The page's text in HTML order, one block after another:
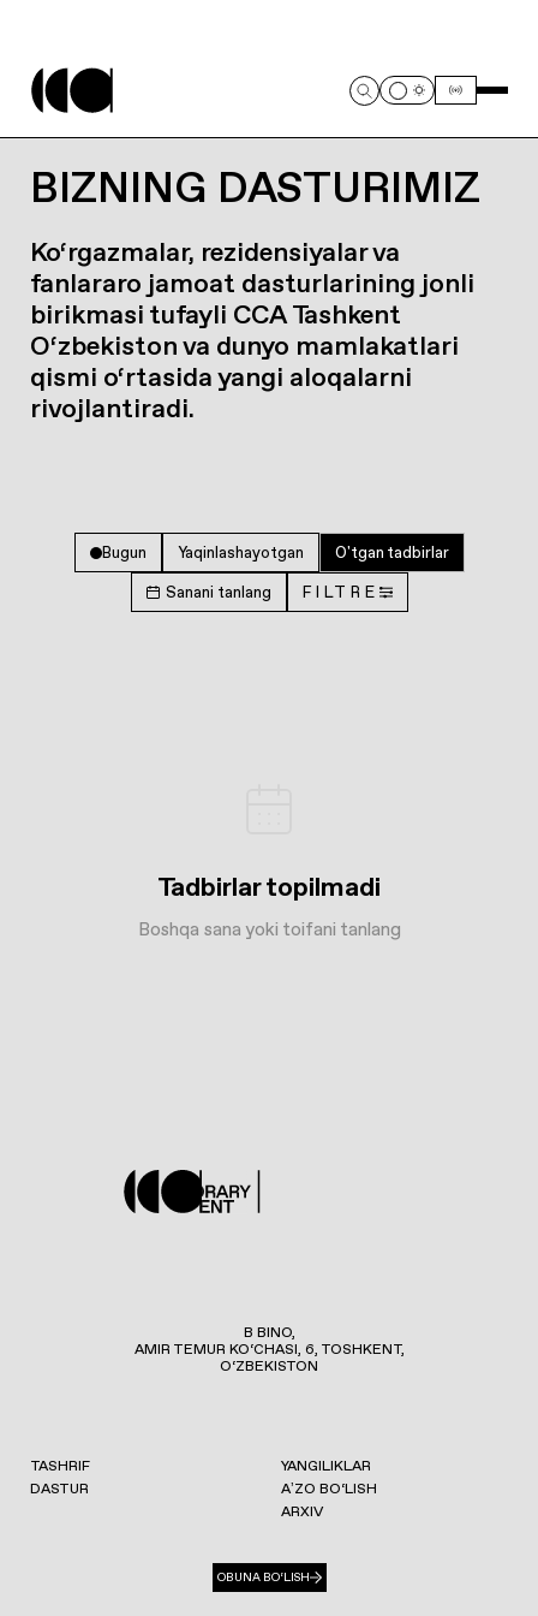
BIZNING DASTURIMIZ
Ko‘rgazmalar, rezidensiyalar va
fanlararo jamoat dasturlarining jonli
birikmasi tufayli CCA Tashkent
O‘zbekiston va dunyo mamlakatlari
qismi o‘rtasida yangi aloqalarni
rivojlantiradi.
Bugun Yaqinlashayotgan O'tgan tadbirlar
Sanani tanlang FILTRE
Tadbirlar topilmadi
Boshqa sana yoki toifani tanlang
B BINO,
AMIR TEMUR KO‘CHASI, 6, TOSHKENT,
O‘ZBEKISTON
TASHRIF
DASTUR
YANGILIKLAR
AʼZO BO‘LISH
ARXIV
OBUNA BO‘LISH